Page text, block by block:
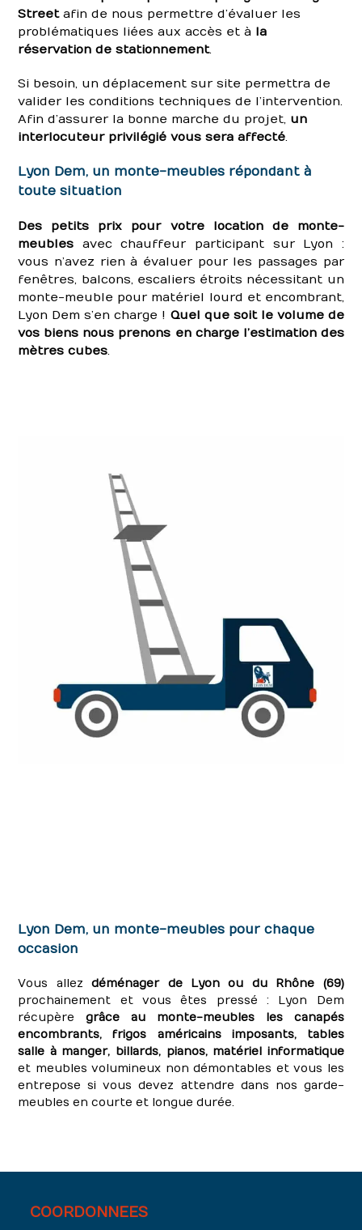
Streetafin de nous permettre d’évaluer les
problématiques liées aux accès et à la
réservation de stationnement.
Si besoin, un déplacement sur site permettra de
valider les conditions techniques de l’intervention.
Afin d’assurer la bonne marche du projet, un
interlocuteur privilégié vous sera affecté.
Lyon Dem, un monte-meubles répondant à
toute situation
Des petits prix pour votre location de monte-
meubles avec chauffeur participant sur Lyon :
vous n’avez rien à évaluer pour les passages par
fenêtres, balcons, escaliers étroits nécessitant un
monte-meuble pour matériel lourd et encombrant,
Lyon Dem s’en charge ! Quel que soit le volume de
vos biens nous prenons en charge l’estimation des
mètres cubes.
Lyon Dem, un monte-meubles pour chaque
occasion
Vous allezdéménager de Lyon ou du Rhône (69)
prochainement et vous êtes pressé : Lyon Dem
récupèregrâce au monte-meubles les canapés
encombrants, frigos américains imposants, tables
salle à manger, billards, pianos, matériel informatique
et meubles volumineux non démontables et vous les
entrepose si vous devez attendre dans nos garde-
meubles en courte et longue durée.
COORDONNEES